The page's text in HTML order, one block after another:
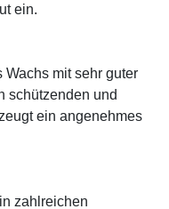
ein.
mit sehr guter
schützenden und
ein angenehmes
zahlreichen